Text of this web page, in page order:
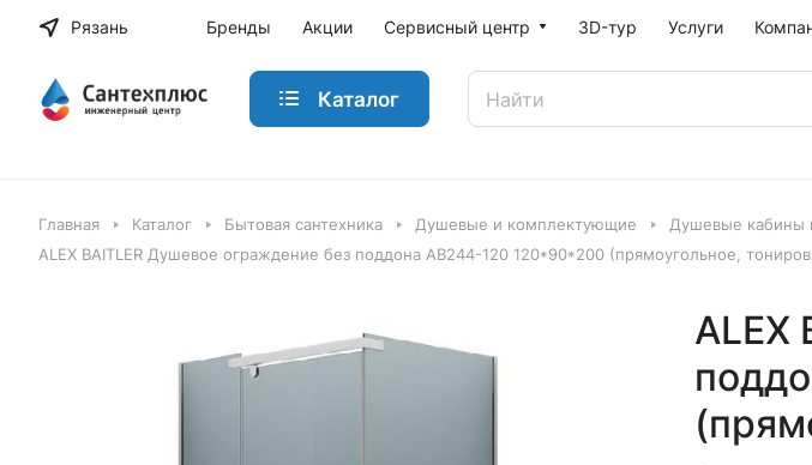
Рязань Бренды Акции Сервисный центр 3D-тур Услуги
Каталог
Главная Каталог Бытовая сантехника Душевые и комплектующие
Душевые кабины
ALEX BAITLER Душевое ограждение без поддона AB244-120 120*90*200 (прямоугольное,
ALEX